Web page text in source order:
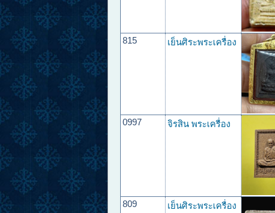
815 เย็นศิระพระเครื่อง
0997 จิรสิน พระเครื่อง
809 เย็นศิระพระเครื่อง